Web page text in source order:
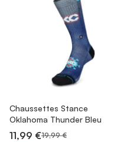
Chaussettes Stance
Oklahoma Thunder Bleu
11,99 €19,99 €